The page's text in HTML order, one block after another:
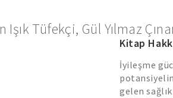
Işık Tüfekçi, Gül Yılmaz
Kitap
İyileşme
gelen